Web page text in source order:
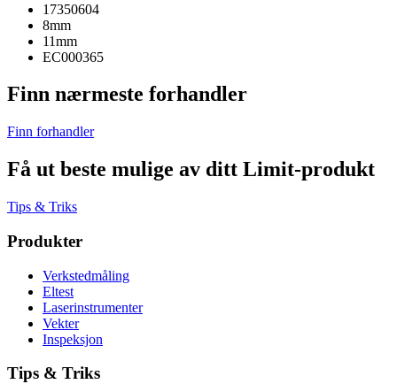
17350604
8mm
11mm
EC000365
Finn nærmeste forhandler
Finn forhandler
Få ut beste mulige av ditt Limit-produkt
Tips & Triks
Produkter
Verkstedmåling
Eltest
Laserinstrumenter
Vekter
Inspeksjon
Tips & Triks